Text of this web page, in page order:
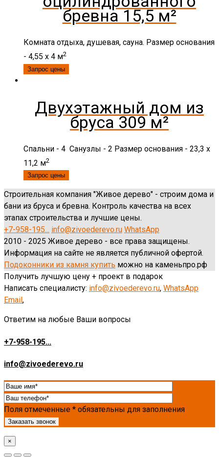
бревна 15,5 м²
Комната отдыха, душевая, сауна. Размер основания
- 4,55 x 4 м2
Запрос цены
Двухэтажный дом из
бруса 309 м²
Спальни - 4 Санузлы - 2 Размер основания - 23,3 x
11,2 м2
Запрос цены
Строительная компания "Живое дерево" - строим дома и
бани из бруса и бревна. Контроль качества на всех
этапах строительства и лучшие цены.
+7-958-195... info@zivoederevo.ru WhatsApp
2010 - 2025 Живое дерево - все права защищены.
Информация на сайте не является публичной офертой.
Подоконники из камня купить можно на каменьпро.рф
Получить лучшую цену + проект в подарок
Написать специалисту: info@zivoederevo.ru, WhatsApp
Email ,
Ответим на любые Ваши вопросы
+7-958-195...
info@zivoederevo.ru
Поля отмеченные * обязательны для заполнения
×